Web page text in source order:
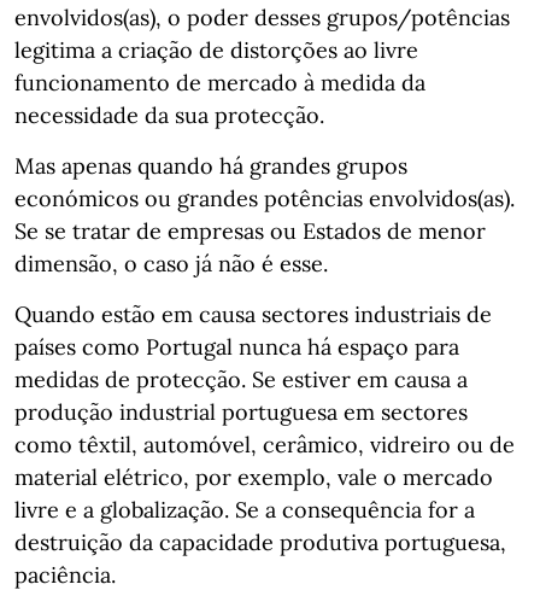
envolvidos(as), o poder desses grupos/potências
legitima a criação de distorções ao livre
funcionamento de mercado à medida da
necessidade da sua protecção.
Mas apenas quando há grandes grupos
económicos ou grandes potências envolvidos(as).
Se se tratar de empresas ou Estados de menor
dimensão, o caso já não é esse.
Quando estão em causa sectores industriais de
países como Portugal nunca há espaço para
medidas de protecção. Se estiver em causa a
produção industrial portuguesa em sectores
como têxtil, automóvel, cerâmico, vidreiro ou de
material elétrico, por exemplo, vale o mercado
livre e a globalização. Se a consequência for a
destruição da capacidade produtiva portuguesa,
paciência.